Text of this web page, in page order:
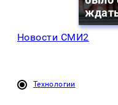
Новости СМИ2
Технологии